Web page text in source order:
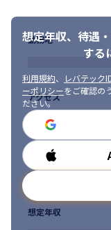
想定年収、待遇・
する
利用規約、 レバテック
ーポリシーをご確認の
ださい。
勤務地
アクセス
勤務時間
想定年収